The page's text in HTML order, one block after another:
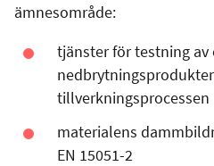
ämnesområde:
tjänster för testning
tillverkningsprocessen
materialens
EN 15051-2